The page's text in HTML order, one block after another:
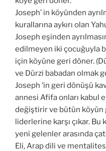
Joseph’ in köyünden
kurallarına aykırı olan
Joseph eşinden
edilmeyen iki çocuğuyla
için köyüne geri döner.
ve Dürzi babadan olmak
Joseph ‘in geri dönüşü
annesi Afifa onları kabul
değiştirir ve bütün köyün
liderlerine karşı çıkar.
yeni gelenler arasında
Eli, Arap dili ve